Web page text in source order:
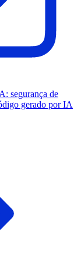
segurança de
gerado por IA